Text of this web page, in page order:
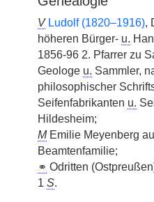
V Ludolf (1820–1916),
höheren Bürger- u.
1856-96 2. Pfarrer zu
Geologe u. Sammler,
philosophischer
Seifenfabrikanten u.
Hildesheim;
MEmilie Meyenberg
Beamtenfamilie;
⚭ Odritten
1 S.